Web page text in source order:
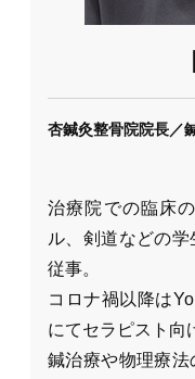
杏鍼灸整骨院院長／
治療院での臨床
ル、剣道などの
従事。
コロナ禍以降は
にてセラピスト向
鍼治療や物理療法